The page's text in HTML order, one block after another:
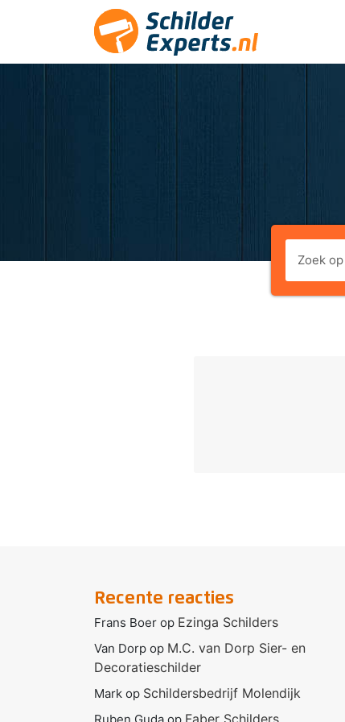
Recente reacties
Frans Boer op Ezinga Schilders
Van Dorp op M.C. van Dorp Sier- en
Decoratieschilder
Mark op Schildersbedrijf Molendijk
Faber Schilders